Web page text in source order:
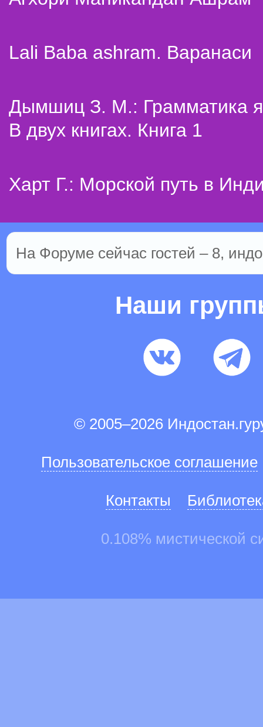
Lali Baba ashram. Варанаси
Дымшиц З. М.: Грамматика
В двух книгах. Книга 1
Харт Г.: Морской путь в
На Форуме сейчас гостей – 8,
Наши
© 2005–2026
Пользовательское соглашение
Контакты
0.108% мистической